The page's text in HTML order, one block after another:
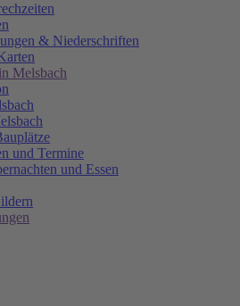
& Niederschriften
Melsbach
und Termine
und Essen